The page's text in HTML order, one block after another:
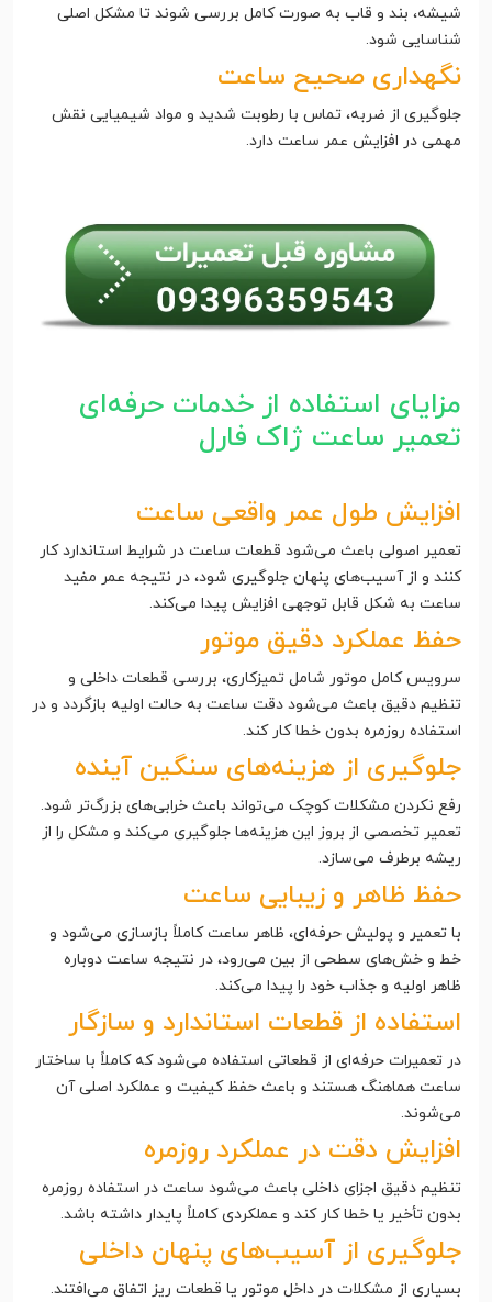
شیشه، بند و قاب به صورت کامل بررسی شوند تا مشکل اصلی
شناسایی شود.
نگهداری صحیح ساعت
جلوگیری از ضربه، تماس با رطوبت شدید و مواد شیمیایی نقش
مهمی در افزایش عمر ساعت دارد.
مزایای استفاده از خدمات حرفه‌ای
تعمیر ساعت ژاک فارل
افزایش طول عمر واقعی ساعت
تعمیر اصولی باعث می‌شود قطعات ساعت در شرایط استاندارد کار
کنند و از آسیب‌های پنهان جلوگیری شود، در نتیجه عمر مفید
ساعت به شکل قابل توجهی افزایش پیدا می‌کند.
حفظ عملکرد دقیق موتور
سرویس کامل موتور شامل تمیزکاری، بررسی قطعات داخلی و
تنظیم دقیق باعث می‌شود دقت ساعت به حالت اولیه بازگردد و در
استفاده روزمره بدون خطا کار کند.
جلوگیری از هزینه‌های سنگین آینده
رفع نکردن مشکلات کوچک می‌تواند باعث خرابی‌های بزرگ‌تر شود.
تعمیر تخصصی از بروز این هزینه‌ها جلوگیری می‌کند و مشکل را از
ریشه برطرف می‌سازد.
حفظ ظاهر و زیبایی ساعت
با تعمیر و پولیش حرفه‌ای، ظاهر ساعت کاملاً بازسازی می‌شود و
خط و خش‌های سطحی از بین می‌رود، در نتیجه ساعت دوباره
ظاهر اولیه و جذاب خود را پیدا می‌کند.
استفاده از قطعات استاندارد و سازگار
در تعمیرات حرفه‌ای از قطعاتی استفاده می‌شود که کاملاً با ساختار
ساعت هماهنگ هستند و باعث حفظ کیفیت و عملکرد اصلی آن
می‌شوند.
افزایش دقت در عملکرد روزمره
تنظیم دقیق اجزای داخلی باعث می‌شود ساعت در استفاده روزمره
بدون تأخیر یا خطا کار کند و عملکردی کاملاً پایدار داشته باشد.
جلوگیری از آسیب‌های پنهان داخلی
بسیاری از مشکلات در داخل موتور یا قطعات ریز اتفاق می‌افتند.